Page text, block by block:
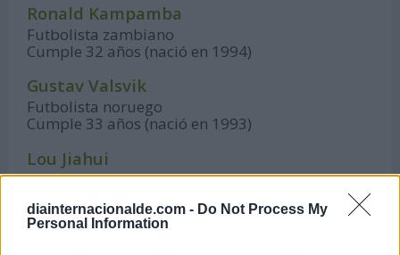
diainternacionalde.com - Do Not Process My
Personal Information
Ronald Kampamba
Futbolista zambiano
Cumple 32 años (nació en 1994)
Gustav Valsvik
Futbolista noruego
Cumple 33 años (nació en 1993)
Lou Jiahui
Futbolista china
Julianna Rose Mauriello